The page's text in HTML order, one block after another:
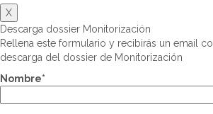
X
Descarga dossier Monitorización
Rellena este formulario y recibirás un email
descarga del dossier de Monitorización
Nombre*